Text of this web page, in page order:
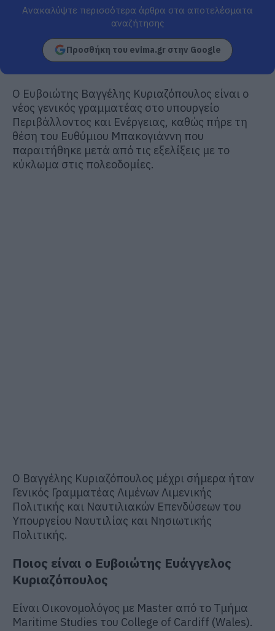
Ανακαλύψτε περισσότερα άρθρα στα αποτελέσματα
αναζήτησης
Προσθήκη του evima.gr στην Google
Ο Ευβοιώτης Βαγγέλης Κυριαζόπουλος είναι ο
νέος γενικός γραμματέας στο υπουργείο
Περιβάλλοντος και Ενέργειας, καθώς πήρε τη
θέση του Ευθύμιου Μπακογιάννη που
παραιτήθηκε μετά από τις εξελίξεις με το
κύκλωμα στις πολεοδομίες.
Ο Βαγγέλης Κυριαζόπουλος μέχρι σήμερα ήταν
Γενικός Γραμματέας Λιμένων Λιμενικής
Πολιτικής και Ναυτιλιακών Επενδύσεων του
Υπουργείου Ναυτιλίας και Νησιωτικής
Πολιτικής.
Ποιος είναι ο Ευβοιώτης Ευάγγελος
Κυριαζόπουλος
Είναι Οικονομολόγος με Master από το Τμήμα
Maritime Studies του College of Cardiff (Wales).